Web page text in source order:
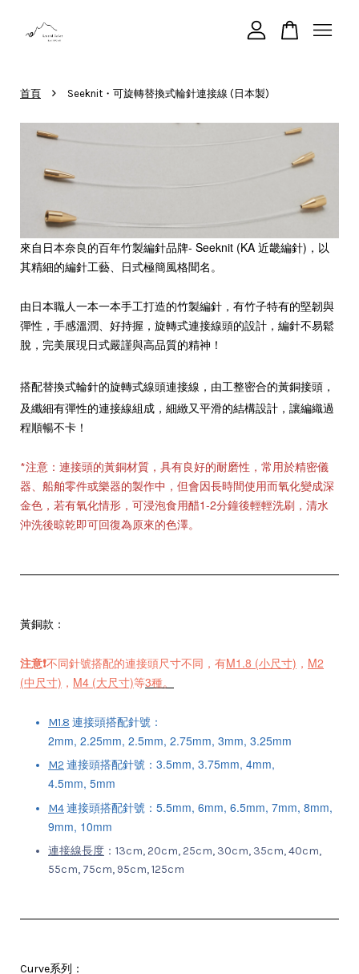
首頁 › Seeknit・可旋轉替換式輪針連接線 (日本製)
來自日本奈良的百年竹製編針品牌- Seeknit (KA 近畿編針)，以
其精細的編針工藝、日式極簡風格聞名。
由日本職人一本一本手工打造的竹製編針，有竹子特有的堅韌與
彈性，手感溫潤、好持握，旋轉式連接線頭的設計，編針不易鬆
脫，完美展現 日式嚴謹與高品質的精神！
搭配替換式輪針的旋轉式線頭連接線，由工整密合的黃銅接頭，
及纖細有彈性的連接線組成，細緻又平滑的結構設計，讓編織過
程順暢不卡！
*注意： 連接頭的黃銅材質，具有良好的耐磨性，常用於精密儀
器、船舶零件或樂器的製作中，但會因長時間使用而氧化變成深
金色，若有氧化情形，可浸泡食用醋1-2分鐘後輕輕洗刷，清水
沖洗後晾乾即可回復為原來的色澤。
黃銅款：
注意❗️不同針號搭配的連接頭尺寸不同，有M1.8 (小尺寸) ， M2
(中尺寸) ， M4 (大尺寸)等3種。
M1.8 連接頭搭配針號：
2mm, 2.25mm, 2.5mm, 2.75mm, 3mm, 3.25mm
M2 連接頭搭配針號：3.5mm, 3.75mm, 4mm,
4.5mm, 5mm
M4連接頭搭配針號：5.5mm, 6mm, 6.5mm, 7mm, 8mm,
9mm, 10mm
連接線長度 ：13cm, 20cm, 25cm, 30cm, 35cm, 40cm,
55cm, 75cm, 95cm, 125cm
Curve系列：
您的購物車目前還是空的。